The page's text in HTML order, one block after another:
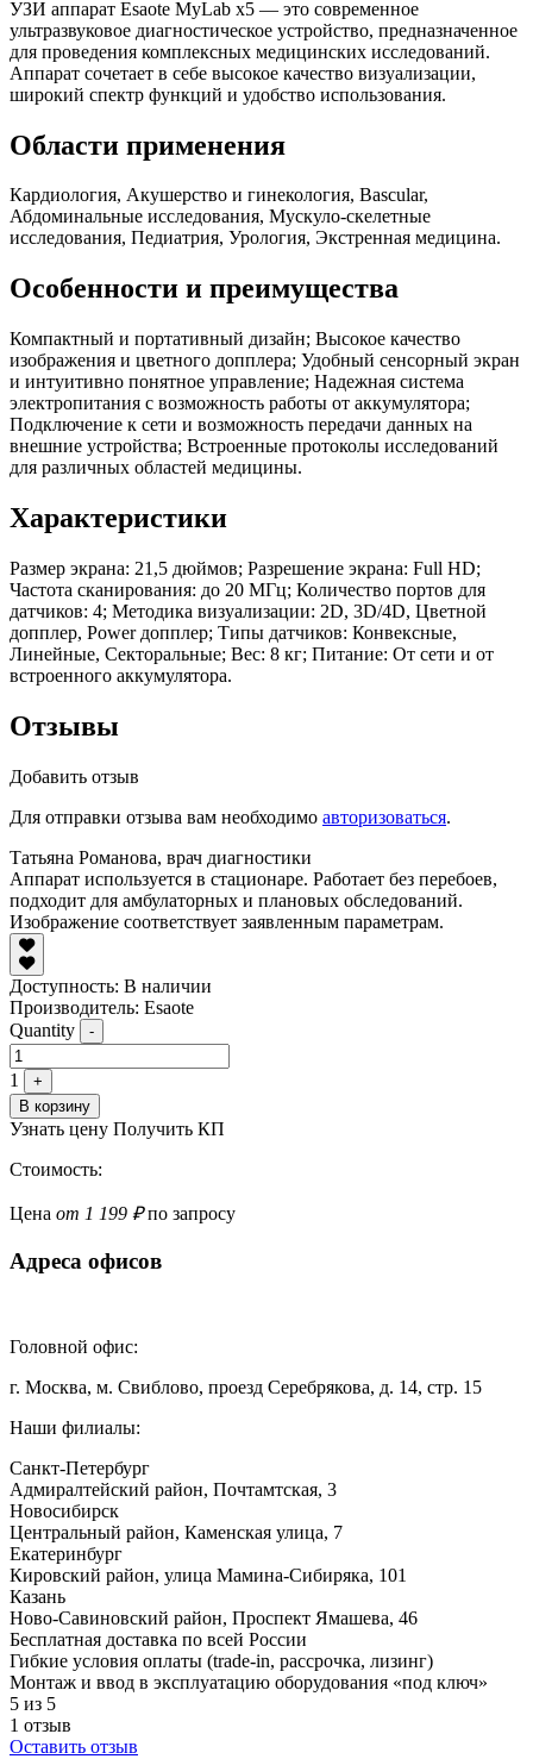
УЗИ аппарат Esaote MyLab x5 — это современное
ультразвуковое диагностическое устройство, предназначенное
для проведения комплексных медицинских исследований.
Аппарат сочетает в себе высокое качество визуализации,
широкий спектр функций и удобство использования.
Области применения
Кардиология, Акушерство и гинекология, Вascular,
Абдоминальные исследования, Мускуло-скелетные
исследования, Педиатрия, Урология, Экстренная медицина.
Особенности и преимущества
Компактный и портативный дизайн; Высокое качество
изображения и цветного допплера; Удобный сенсорный экран
и интуитивно понятное управление; Надежная система
электропитания с возможность работы от аккумулятора;
Подключение к сети и возможность передачи данных на
внешние устройства; Встроенные протоколы исследований
для различных областей медицины.
Характеристики
Размер экрана: 21,5 дюймов; Разрешение экрана: Full HD;
Частота сканирования: до 20 МГц; Количество портов для
датчиков: 4; Методика визуализации: 2D, 3D/4D, Цветной
допплер, Power допплер; Типы датчиков: Конвексные,
Линейные, Секторальные; Вес: 8 кг; Питание: От сети и от
встроенного аккумулятора.
Отзывы
Добавить отзыв
Для отправки отзыва вам необходимо авторизоваться.
Татьяна Романова, врач диагностики
Аппарат используется в стационаре. Работает без перебоев,
подходит для амбулаторных и плановых обследований.
Изображение соответствует заявленным параметрам.
Доступность: В наличии
Производитель: Esaote
Quantity
-
1
+
В корзину
Узнать цену Получить КП
Стоимость:
Цена от 1 199 ₽по запросу
Адреса офисов
Головной офис:
г. Москва, м. Свиблово, проезд Серебрякова, д. 14, стр. 15
Наши филиалы:
Санкт-Петербург
Адмиралтейский район, ​Почтамтская, 3
Новосибирск
Центральный район, Каменская улица, 7
Екатеринбург
Кировский район, улица Мамина-Сибиряка, 101
Казань
Ново-Савиновский район, ​Проспект Ямашева, 46
Бесплатная доставка по всей России
Гибкие условия оплаты (trade-in, рассрочка, лизинг)
Монтаж и ввод в эксплуатацию оборудования «под ключ»
5 из 5
1 отзыв
Оставить отзыв